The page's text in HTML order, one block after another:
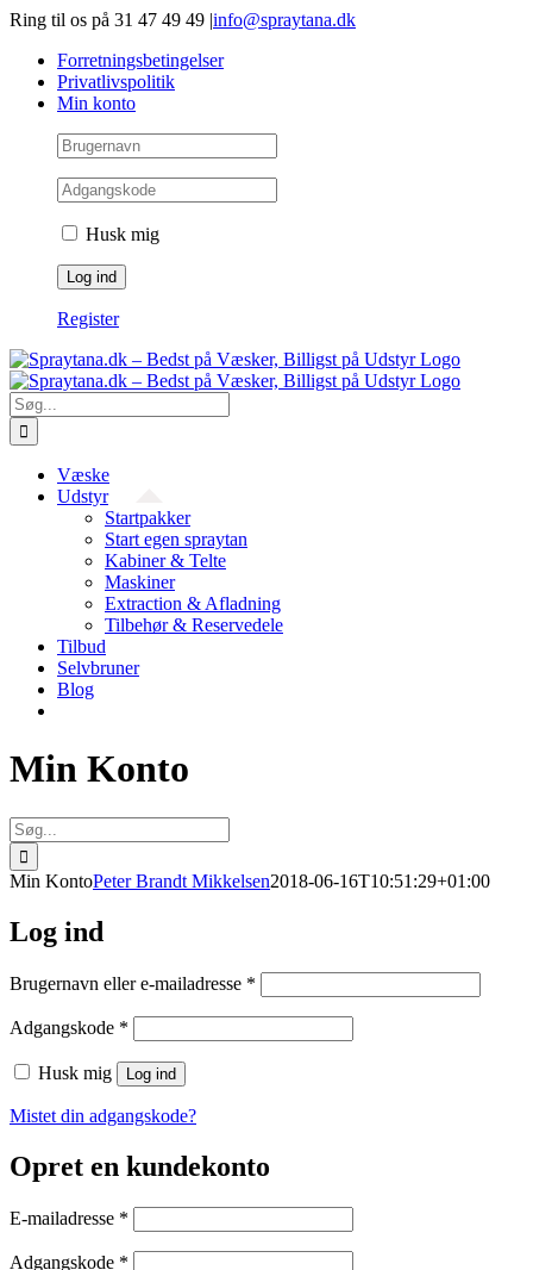
Gå
indhold
Ring til os på 31 47 49 49 |info@spraytana.dk
Forretningsbetingelser
Privatlivspolitik
Min konto
Husk mig
Register
Søg
efter:
Væske
Udstyr
Startpakker
Start egen spraytan
Kabiner & Telte
Maskiner
Extraction & Afladning
Tilbehør & Reservedele
Tilbud
Selvbruner
Blog
Min Konto
Søg
efter:
Min KontoPeter Brandt Mikkelsen2018-06-16T10:51:29+01:00
Log ind
Brugernavn eller e-mailadresse *
Adgangskode *
Husk mig Log ind
Mistet din adgangskode?
Opret en kundekonto
E-mailadresse *
Adgangskode *